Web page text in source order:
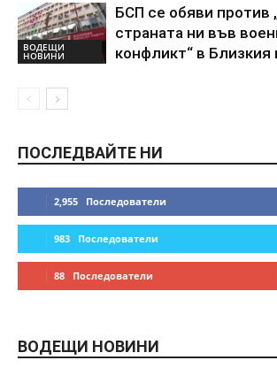
ВОДЕЩИ
НОВИНИ
БСП се обяви против
страната ни във
конфликт“ в Близкия
ПОСЛЕДВАЙТЕ НИ
2,955 Последователи
983 Последователи
88 Последователи
ВОДЕЩИ НОВИНИ